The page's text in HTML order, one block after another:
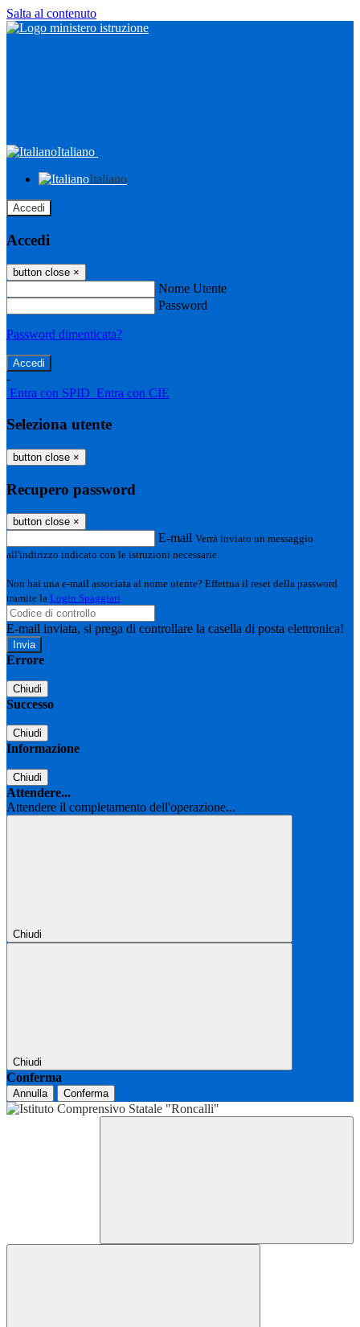
Salta al contenuto
Italiano
Italiano
Accedi
Accedi
button close ×
Nome Utente
Password
Password dimenticata?
-
Entra con SPID Entra con CIE
Seleziona utente
button close ×
Recupero password
button close ×
E-mail Verrà inviato un messaggio
all'indirizzo indicato con le istruzioni necessarie.
Non hai una e-mail associata al nome utente? Effettua il reset della password
tramite la Login Spaggiari
E-mail inviata, si prega di controllare la casella di posta elettronica!
Errore
Chiudi
Successo
Chiudi
Informazione
Chiudi
Attendere...
Attendere il completamento dell'operazione...
Chiudi
Chiudi
Conferma
Annulla Conferma